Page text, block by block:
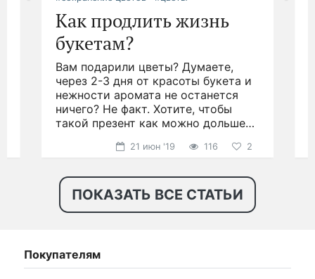
Как продлить жизнь
букетам?
Вам подарили цветы? Думаете,
через 2-3 дня от красоты букета и
нежности аромата не останется
ничего? Не факт. Хотите, чтобы
такой презент как можно дольше
21 июн '19 116 2
ПОКАЗАТЬ ВСЕ СТАТЬИ
Покупателям